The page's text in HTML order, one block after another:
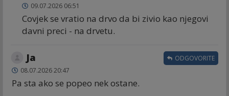
09.07.2026 06:51
Covjek se vratio na drvo da bi zivio kao njegovi
davni preci - na drvetu.
Ja
08.07.2026 20:47
Pa sta ako se popeo nek ostane.
ODGOVORITE